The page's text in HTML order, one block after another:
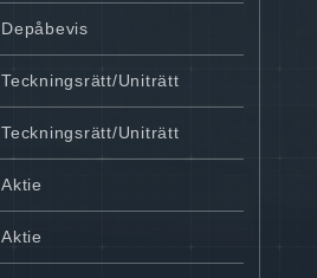
Depåbevis
Teckningsrätt/Uniträtt
Teckningsrätt/Uniträtt
Aktie
Aktie